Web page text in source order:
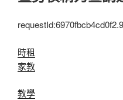
時租
家教
教學